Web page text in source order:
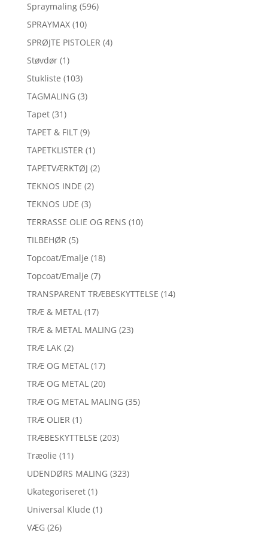
Spraymaling (596)
SPRAYMAX (10)
SPRØJTE PISTOLER (4)
Støvdør (1)
Stukliste (103)
TAGMALING (3)
Tapet (31)
TAPET & FILT (9)
TAPETKLISTER (1)
TAPETVÆRKTØJ (2)
TEKNOS INDE (2)
TEKNOS UDE (3)
TERRASSE OLIE OG RENS (10)
TILBEHØR (5)
Topcoat/Emalje (18)
Topcoat/Emalje (7)
TRANSPARENT TRÆBESKYTTELSE (14)
TRÆ & METAL (17)
TRÆ & METAL MALING (23)
TRÆ LAK (2)
TRÆ OG METAL (17)
TRÆ OG METAL (20)
TRÆ OG METAL MALING (35)
TRÆ OLIER (1)
TRÆBESKYTTELSE (203)
Træolie (11)
UDENDØRS MALING (323)
Ukategoriseret (1)
Universal Klude (1)
VÆG (26)